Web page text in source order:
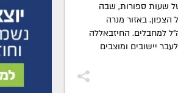
שעות ספורות, שבה
באזור מנרה
למחבלים. החיזבאללה
יישובים ומוצבים